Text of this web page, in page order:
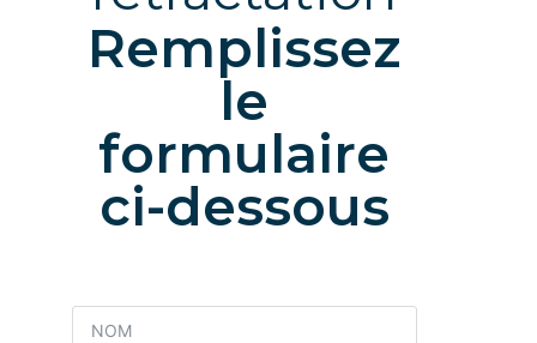
Remplissez
le
formulaire
ci-dessous